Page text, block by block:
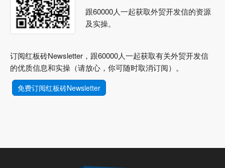
跟60000人一起获取外贸开发信的资源
及实操。
订阅红板砖Newsletter，跟60000人一起获取有关外贸开发信
的优质信息和实操（请放心，你可随时取消订阅）。
免费订阅红板砖Newsletter